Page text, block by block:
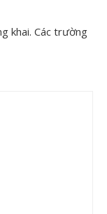
khai. Các trường